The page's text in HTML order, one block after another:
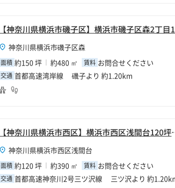
神奈川県横浜市磯子区森
面積 約150 坪 約480 ㎡ 賃料 お問合せください
交通 首都高速湾岸線 磯子より 約1.20km
【神奈川県
神奈川県横浜市西区浅間台
面積 約120 坪 約390 ㎡ 賃料 お問合せください
交通 首都高速神奈川2号三ツ沢線 三ツ沢より 約